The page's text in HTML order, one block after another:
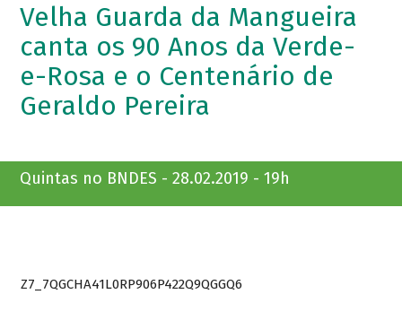
Velha Guarda da Mangueira
canta os 90 Anos da Verde-
e-Rosa e o Centenário de
Geraldo Pereira
Quintas no BNDES - 28.02.2019 - 19h
Z7_7QGCHA41L0RP906P422Q9QGGQ6